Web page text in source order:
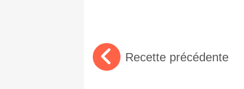
Recette précédente